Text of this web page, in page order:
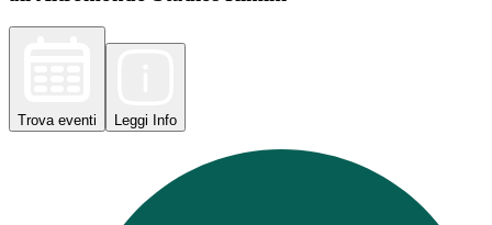
Trova eventi Leggi Info